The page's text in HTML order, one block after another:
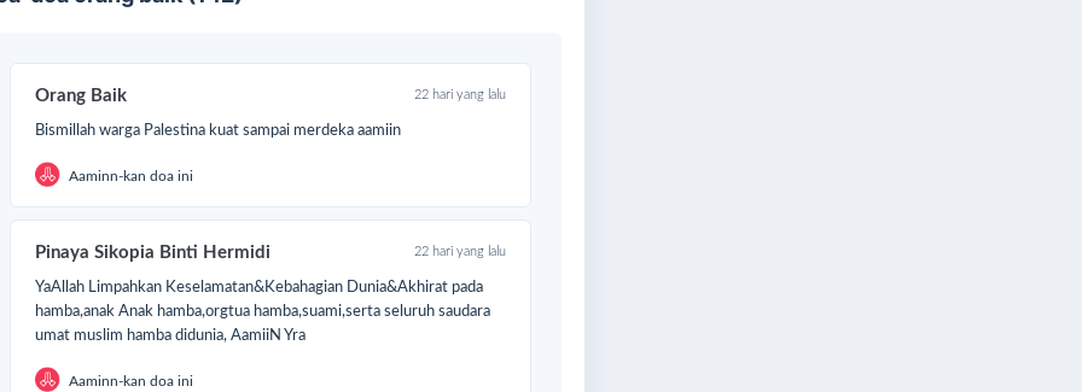
anak-anak Gaza masih memiliki semangat dan keinginan besar
Orang Baik 22 hari yang lalu
Bismillah warga Palestina kuat sampai merdeka aamiin
Aaminn-kan doa ini
Pinaya Sikopia Binti Hermidi 22 hari yang lalu
YaAllah Limpahkan Keselamatan&Kebahagian Dunia&Akhirat pada
hamba,anak Anak hamba,orgtua hamba,suami,serta seluruh saudara
umat muslim hamba didunia, AamiiN Yra
Aaminn-kan doa ini